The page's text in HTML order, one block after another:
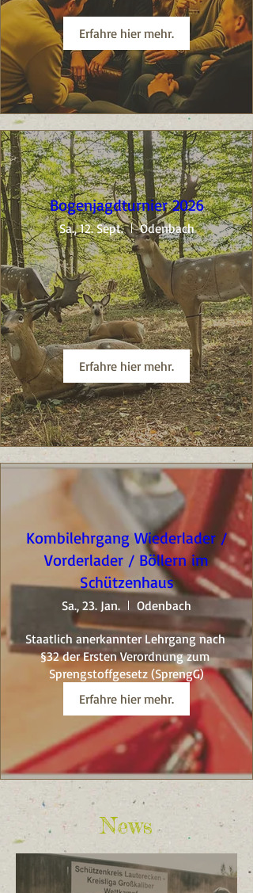
Erfahre hier mehr.
Bogenjagdturnier 2026
Sa., 12. Sept. Odenbach
Erfahre hier mehr.
Kombilehrgang Wiederlader /
Vorderlader / Böllern im
Schützenhaus
Sa., 23. Jan. Odenbach
Staatlich anerkannter Lehrgang nach
§32 der Ersten Verordnung zum
Sprengstoffgesetz (SprengG)
Erfahre hier mehr.
News